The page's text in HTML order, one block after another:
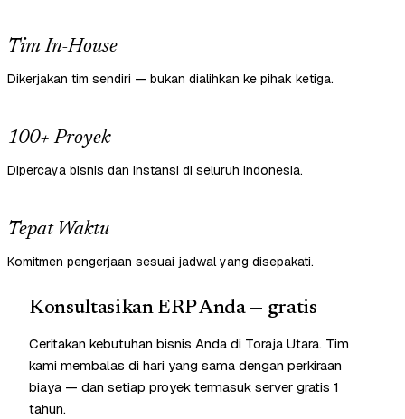
Tim In-House
Dikerjakan tim sendiri — bukan dialihkan ke pihak ketiga.
100+ Proyek
Dipercaya bisnis dan instansi di seluruh Indonesia.
Tepat Waktu
Komitmen pengerjaan sesuai jadwal yang disepakati.
Konsultasikan ERP Anda — gratis
Ceritakan kebutuhan bisnis Anda di Toraja Utara. Tim
kami membalas di hari yang sama dengan perkiraan
biaya — dan setiap proyek termasuk server gratis 1
tahun.